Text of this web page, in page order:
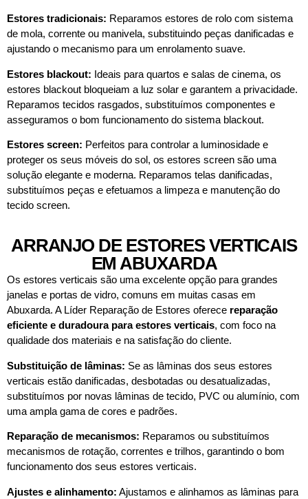
Estores tradicionais: Reparamos estores de rolo com sistema
de mola, corrente ou manivela, substituindo peças danificadas e
ajustando o mecanismo para um enrolamento suave.
Estores blackout: Ideais para quartos e salas de cinema, os
estores blackout bloqueiam a luz solar e garantem a privacidade.
Reparamos tecidos rasgados, substituímos componentes e
asseguramos o bom funcionamento do sistema blackout.
Estores screen: Perfeitos para controlar a luminosidade e
proteger os seus móveis do sol, os estores screen são uma
solução elegante e moderna. Reparamos telas danificadas,
substituímos peças e efetuamos a limpeza e manutenção do
tecido screen.
ARRANJO DE ESTORES VERTICAIS
EM ABUXARDA
Os estores verticais são uma excelente opção para grandes
janelas e portas de vidro, comuns em muitas casas em
Abuxarda. A Líder Reparação de Estores oferece reparação
eficiente e duradoura para estores verticais, com foco na
qualidade dos materiais e na satisfação do cliente.
Substituição de lâminas: Se as lâminas dos seus estores
verticais estão danificadas, desbotadas ou desatualizadas,
substituímos por novas lâminas de tecido, PVC ou alumínio, com
uma ampla gama de cores e padrões.
Reparação de mecanismos: Reparamos ou substituímos
mecanismos de rotação, correntes e trilhos, garantindo o bom
funcionamento dos seus estores verticais.
Ajustes e alinhamento: Ajustamos e alinhamos as lâminas para